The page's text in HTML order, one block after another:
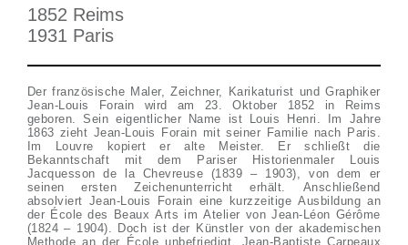
1852 Reims
1931 Paris
Der französische Maler, Zeichner, Karikaturist und Graphiker
Jean-Louis Forain wird am 23. Oktober 1852 in Reims
geboren. Sein eigentlicher Name ist Louis Henri. Im Jahre
1863 zieht Jean-Louis Forain mit seiner Familie nach Paris.
Im Louvre kopiert er alte Meister. Er schließt die
Bekanntschaft mit dem Pariser Historienmaler Louis
Jacquesson de la Chevreuse (1839 – 1903), von dem er
seinen ersten Zeichenunterricht erhält. Anschließend
absolviert Jean-Louis Forain eine kurzzeitige Ausbildung an
der École des Beaux Arts im Atelier von Jean-Léon Gérôme
(1824 – 1904). Doch ist der Künstler von der akademischen
Methode an der École unbefriedigt. Jean-Baptiste Carpeaux